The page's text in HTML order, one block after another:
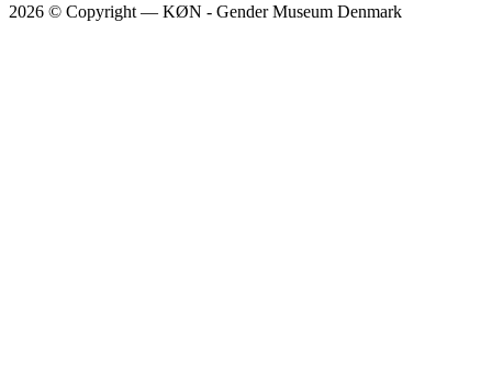
2026 © Copyright — KØN - Gender Museum Denmark